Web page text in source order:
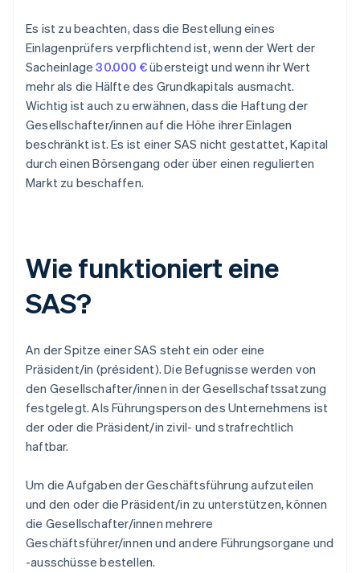
Es ist zu beachten, dass die Bestellung eines
Einlagenprüfers verpflichtend ist, wenn der Wert der
Sacheinlage30.000 €übersteigt und wenn ihr Wert
mehr als die Hälfte des Grundkapitals ausmacht.
Wichtig ist auch zu erwähnen, dass die Haftung der
Gesellschafter/innen auf die Höhe ihrer Einlagen
beschränkt ist. Es ist einer SAS nicht gestattet, Kapital
durch einen Börsengang oder über einen regulierten
Markt zu beschaffen.
Wie funktioniert eine
SAS?
An der Spitze einer SAS steht ein oder eine
Präsident/in (président). Die Befugnisse werden von
den Gesellschafter/innen in der Gesellschaftssatzung
festgelegt. Als Führungsperson des Unternehmens ist
der oder die Präsident/in zivil- und strafrechtlich
haftbar.
Um die Aufgaben der Geschäftsführung aufzuteilen
und den oder die Präsident/in zu unterstützen, können
die Gesellschafter/innen mehrere
Geschäftsführer/innen und andere Führungsorgane und
-ausschüsse bestellen.